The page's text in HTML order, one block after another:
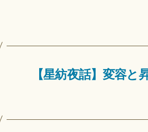
【星紡夜話】変容と